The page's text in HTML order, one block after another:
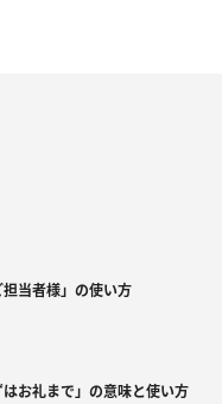
当者様」の使い方
お礼まで」の意味と使い方